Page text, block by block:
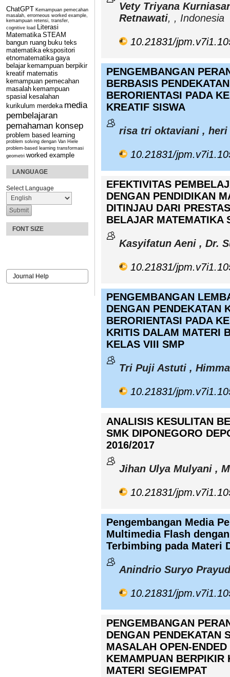
ChatGPT Kemampuan pemecahan
masalah, errorneous worked example,
kemampuan retensi, transfer,
cognitive load Literasi
Matematika STEAM
bangun ruang buku teks
matematika ekspositori
etnomatematika gaya
belajar kemampuan berpikir
kreatif matematis
kemampuan pemecahan
masalah kemampuan
spasial kesalahan
kurikulum merdeka media
pembelajaran
pemahaman konsep
problem based learning
problem solving dengan Van Hiele
problem-based learning transformasi
geometri worked example
LANGUAGE
Select Language
FONT SIZE
Journal Help
Vety Triyana
Retnawati, , Indonesia
10.21831/
PENGEMBANGAN
BERBASIS
BERORIENTASI PADA
KREATIF SISWA
risa tri oktaviani , heri
10.21831/
EFEKTIVITAS
DENGAN PENDIDIKAN
DITINJAU DARI
BELAJAR MATEMATIKA
Kasyifatun Aeni , Dr.
10.21831/
PENGEMBANGAN
DENGAN PENDEKATAN
BERORIENTASI PADA
KRITIS DALAM MATERI
KELAS VIII SMP
Tri Puji Astuti ,
10.21831/
ANALISIS KESULITAN
SMK DIPONEGORO
2016/2017
Jihan Ulya Mulyani ,
10.21831/
Pengembangan Media
Multimedia Flash
Terbimbing pada Materi
Anindrio Suryo
10.21831/
PENGEMBANGAN
DENGAN PENDEKATAN
MASALAH OPEN-
KEMAMPUAN BERPIKIR
MATERI SEGIEMPAT